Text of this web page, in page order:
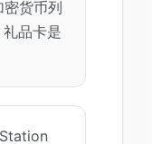
货币列
品卡是